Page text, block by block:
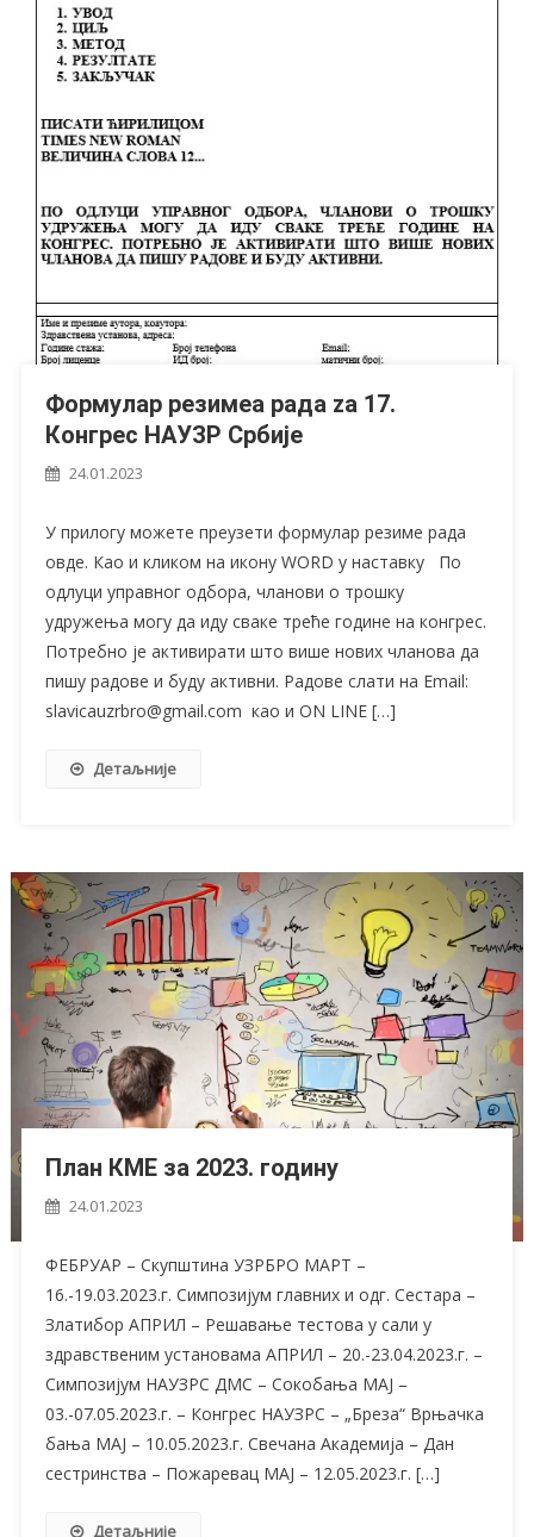
Формулар резимеа рада za 17.
Конгрес НАУЗР Србије
24.01.2023
У прилогу можете преузети формулар резиме рада
овде. Као и кликом на икону WORD у наставку По
одлуци управног одбора, чланови о трошку
удружења могу да иду сваке треће године на конгрес.
Потребно је активирати што више нових чланова да
пишу радове и буду активни. Радове слати на Email:
slavicauzrbro@gmail.com као и ON LINE […]
Детаљније
План КМЕ за 2023. годину
24.01.2023
ФЕБРУАР – Скупштина УЗРБРО МАРТ –
16.-19.03.2023.г. Симпозијум главних и одг. Сестара –
Златибор АПРИЛ – Решавање тестова у сали у
здравственим установама АПРИЛ – 20.-23.04.2023.г. –
Симпозијум НАУЗРС ДМС – Сокобања МАЈ –
03.-07.05.2023.г. – Конгрес НАУЗРС – „Бреза“ Врњачка
бања МАЈ – 10.05.2023.г. Свечана Академија – Дан
сестринства – Пожаревац МАЈ – 12.05.2023.г. […]
Детаљније